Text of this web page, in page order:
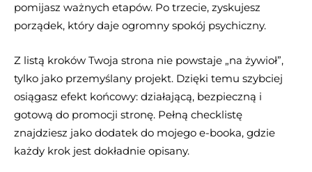
pomijasz ważnych etapów. Po trzecie, zyskujesz
porządek, który daje ogromny spokój psychiczny.
Z listą kroków Twoja strona nie powstaje „na żywioł”,
tylko jako przemyślany projekt. Dzięki temu szybciej
osiągasz efekt końcowy: działającą, bezpieczną i
gotową do promocji stronę. Pełną checklistę
znajdziesz jako dodatek do mojego e-booka, gdzie
każdy krok jest dokładnie opisany.